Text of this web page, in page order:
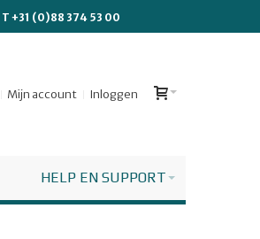
T +31 (0)88 374 53 00
Mijn account Inloggen
HELP EN SUPPORT